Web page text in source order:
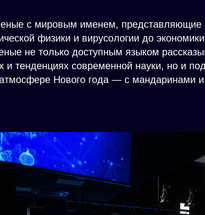
с мировым именем,
физики и вирусологии до экономики
не только доступным языком
и тенденциях современной науки, но и
Нового года — с мандаринами